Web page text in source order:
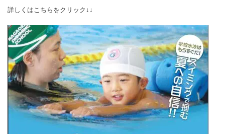
詳しくはこちらをクリック↓↓